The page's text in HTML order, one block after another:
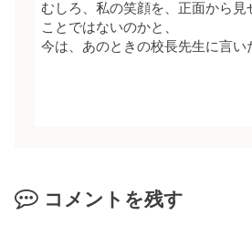
むしろ、私の笑顔を、正面から見
ことではないのかと、
今は、あのときの校長先生に言い
コメントを残す